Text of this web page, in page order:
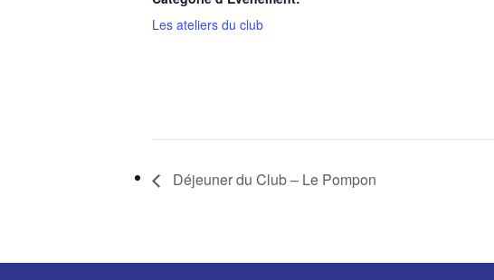
Les ateliers du club
Déjeuner du Club – Le Pompon